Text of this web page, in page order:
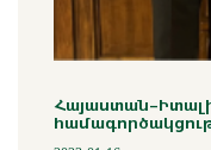
Հայաստան-